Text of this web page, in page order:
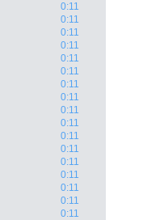
0:11
0:11
0:11
0:11
0:11
0:11
0:11
0:11
0:11
0:11
0:11
0:11
0:11
0:11
0:11
0:11
0:11